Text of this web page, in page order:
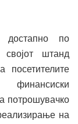
по
штанд
посетителите
финансиски
потрошувачко
на